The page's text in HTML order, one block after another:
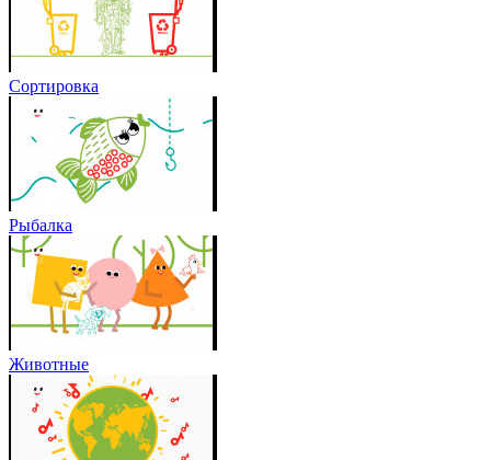
Сортировка
Рыбалка
Животные